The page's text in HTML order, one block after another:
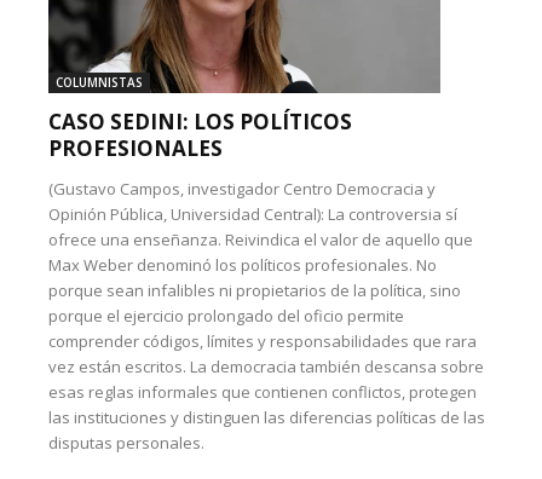
COLUMNISTAS
CASO SEDINI: LOS POLÍTICOS
PROFESIONALES
(Gustavo Campos, investigador Centro Democracia y
Opinión Pública, Universidad Central): La controversia sí
ofrece una enseñanza. Reivindica el valor de aquello que
Max Weber denominó los políticos profesionales. No
porque sean infalibles ni propietarios de la política, sino
porque el ejercicio prolongado del oficio permite
comprender códigos, límites y responsabilidades que rara
vez están escritos. La democracia también descansa sobre
esas reglas informales que contienen conflictos, protegen
las instituciones y distinguen las diferencias políticas de las
disputas personales.